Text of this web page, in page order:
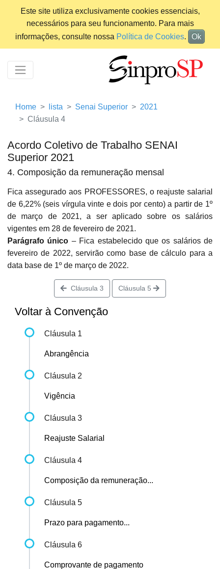
Este site utiliza exclusivamente cookies essenciais,
necessários para seu funcionamento. Para mais
informações, consulte nossa Política de Cookies. Ok
Home lista Senai Superior
2021
Cláusula 4
Acordo Coletivo de Trabalho SENAI
Superior 2021
4. Composição da remuneração mensal
Fica assegurado aos PROFESSORES, o reajuste salarial
de 6,22% (seis vírgula vinte e dois por cento) a partir de 1º
de março de 2021, a ser aplicado sobre os salários
vigentes em 28 de fevereiro de 2021.
Parágrafo único – Fica estabelecido que os salários de
fevereiro de 2022, servirão como base de cálculo para a
data base de 1º de março de 2022.
Cláusula 3 Cláusula 5
Voltar à Convenção
Cláusula 1
Abrangência
Cláusula 2
Vigência
Cláusula 3
Reajuste Salarial
Cláusula 4
Composição da remuneração...
Cláusula 5
Prazo para pagamento...
Cláusula 6
Comprovante de pagamento